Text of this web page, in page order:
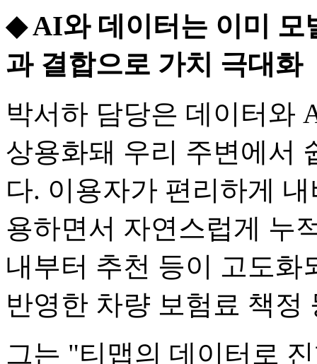
◆ AI와 데이터는 이미
과 결합으로 가치 극대화
박서하 담당은 데이터와
상용화돼 우리 주변에서
다. 이용자가 편리하게
용하면서 자연스럽게 누
내부터 추천 등이 고도화
반영한 차량 보험료 책정
그는 "티맵의 데이터로